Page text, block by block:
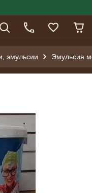
эмульсии Эмульсия